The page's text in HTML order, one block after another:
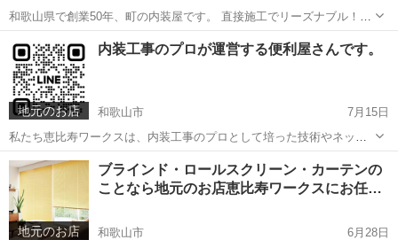
和歌山県で創業50年、町の内装屋です。 直接施工でリーズナブル！無
料御見積りさせていただきます。 クロス張替え、床張替えなど住宅や
店舗の内装工事やリフォーム、新築まで幅広く手掛けさせて頂いてお
ります。 ...
和歌山市 その他 壁紙
地元のお店
内装工事のプロが運営する便利屋さんです。
和歌山市
7月15日
私たち恵比寿ワークスは、内装工事のプロとして培った技術やネット
ワークを生かし、便利屋業にも積極的に取り組んでおります。内装工
事業者だからできるお部屋の修繕、空き家などの管理・現況確認、部
屋の片づけや掃除、買い物の代行、引越し...
和歌山 和歌山市 便利屋
地元のお店
ブラインド・ロールスクリーン・カーテンの
ことなら地元のお店恵比寿ワークスにお任…
和歌山市
6月28日